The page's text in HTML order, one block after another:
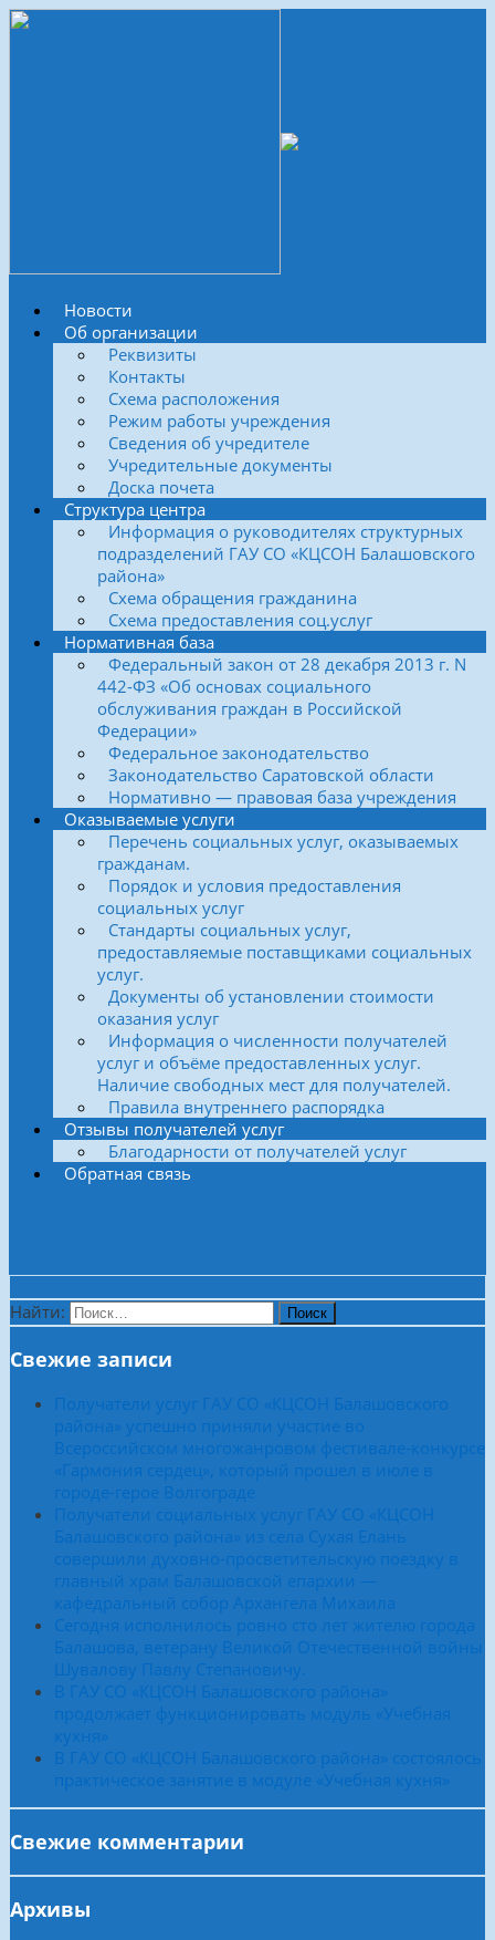
Новости
Об организации
Реквизиты
Контакты
Схема расположения
Режим работы учреждения
Сведения об учредителе
Учредительные документы
Доска почета
Структура центра
Информация о руководителях структурных
подразделений ГАУ СО «КЦСОН Балашовского
района»
Схема обращения гражданина
Схема предоставления соц.услуг
Нормативная база
Федеральный закон от 28 декабря 2013 г. N
442-ФЗ «Об основах социального
обслуживания граждан в Российской
Федерации»
Федеральное законодательство
Законодательство Саратовской области
Нормативно — правовая база учреждения
Оказываемые услуги
Перечень социальных услуг, оказываемых
гражданам.
Порядок и условия предоставления
социальных услуг
Стандарты социальных услуг,
предоставляемые поставщиками социальных
услуг.
Документы об установлении стоимости
оказания услуг
Информация о численности получателей
услуг и объёме предоставленных услуг.
Наличие свободных мест для получателей.
Правила внутреннего распорядка
Отзывы получателей услуг
Благодарности от получателей услуг
Обратная связь
Найти:
Свежие записи
Получатели услуг ГАУ СО «КЦСОН Балашовского
района» успешно приняли участие во
Всероссийском многожанровом фестивале-конкурсе
«Гармония сердец», который прошел в июле в
городе-герое Волгограде
Получатели социальных услуг ГАУ СО «КЦСОН
Балашовского района» из села Сухая Елань
совершили духовно-просветительскую поездку в
главный храм Балашовской епархии —
кафедральный собор Архангела Михаила
Сегодня исполнилось ровно сто лет жителю города
Балашова, ветерану Великой Отечественной войны
Шувалову Павлу Степановичу.
В ГАУ СО «КЦСОН Балашовского района»
продолжает функционировать модуль «Учебная
кухня»
В ГАУ СО «КЦСОН Балашовского района» состоялось
практическое занятие в модуле «Учебная кухня»
Свежие комментарии
Архивы